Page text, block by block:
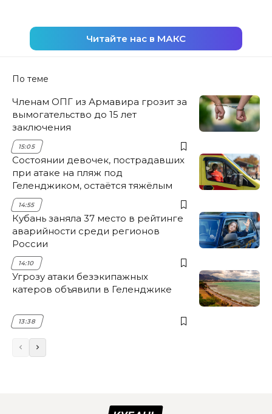
Читайте нас в МАКС
По теме
Членам ОПГ из Армавира грозит за
вымогательство до 15 лет
заключения
15:05
Состоянии девочек, пострадавших
при атаке на пляж под
Геленджиком, остаётся тяжёлым
14:55
Кубань заняла 37 место в рейтинге
аварийности среди регионов
России
14:10
Угрозу атаки безэкипажных
катеров объявили в Геленджике
13:38